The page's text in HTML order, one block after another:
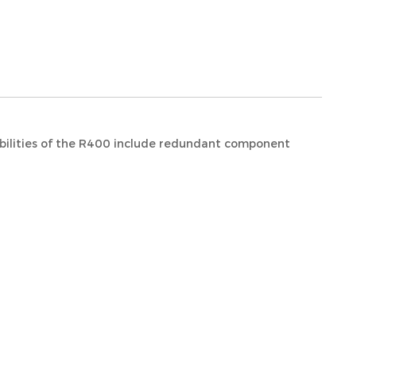
of the R400 include redundant component